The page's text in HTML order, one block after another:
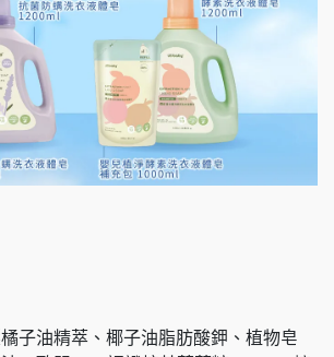
子油精萃、椰子油脂肪酸鉀、植物皂